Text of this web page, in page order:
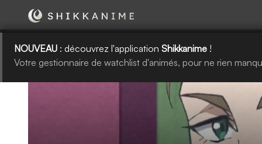
NOUVEAU : découvrez l'application Shikkanime !
Votre gestionnaire de watchlist d'animés, pour ne rien